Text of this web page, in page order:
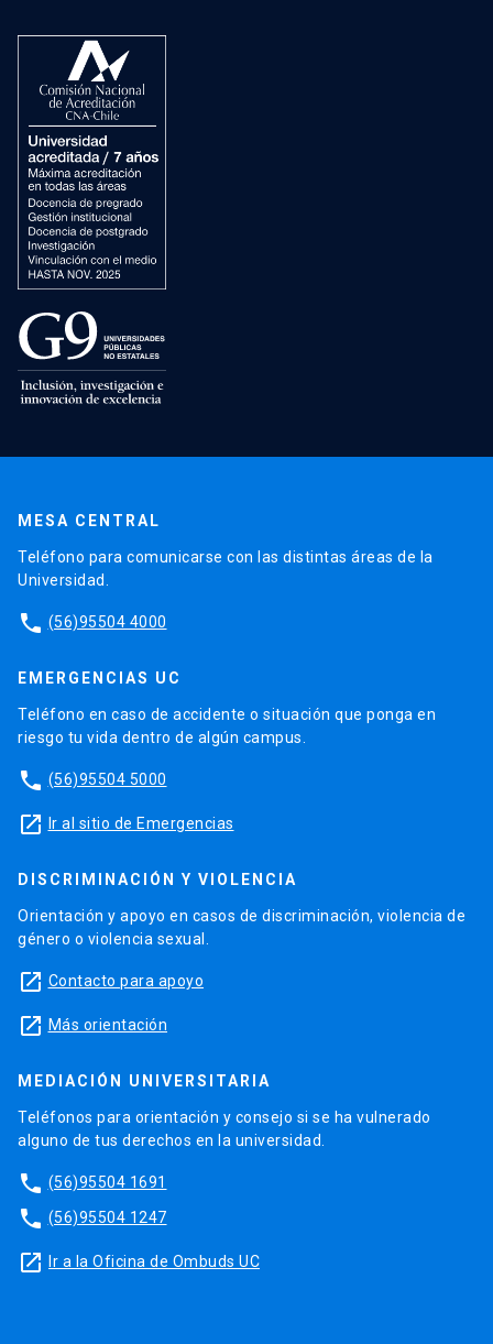
MESA CENTRAL
Teléfono para comunicarse con las distintas áreas de la
Universidad.
phone (56)95504 4000
EMERGENCIAS UC
Teléfono en caso de accidente o situación que ponga en
riesgo tu vida dentro de algún campus.
phone (56)95504 5000
launch Ir al sitio de Emergencias
DISCRIMINACIÓN Y VIOLENCIA
Orientación y apoyo en casos de discriminación, violencia de
género o violencia sexual.
launch Contacto para apoyo
launch Más orientación
MEDIACIÓN UNIVERSITARIA
Teléfonos para orientación y consejo si se ha vulnerado
alguno de tus derechos en la universidad.
phone (56)95504 1691
phone (56)95504 1247
launch Ir a la Oficina de Ombuds UC